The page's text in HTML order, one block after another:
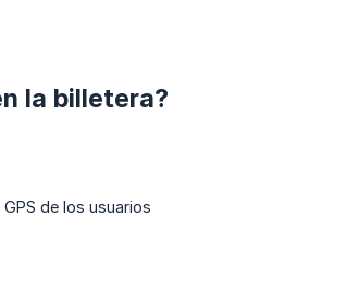
la billetera?
de los usuarios